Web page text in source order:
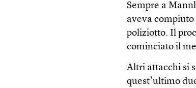
Sempre a
aveva
poliziotto. Il
cominciato il
Altri attacchi si
quest’ultimo